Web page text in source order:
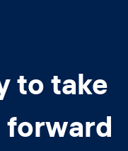
to take
forward